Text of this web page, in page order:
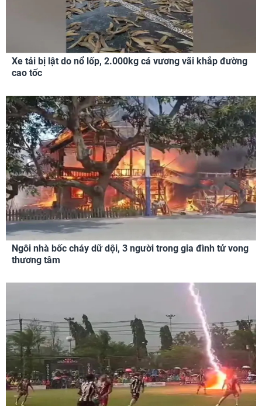
Xe tải bị lật do nổ lốp, 2.000kg cá vương vãi khắp đường
cao tốc
Ngôi nhà bốc cháy dữ dội, 3 người trong gia đình tử vong
thương tâm